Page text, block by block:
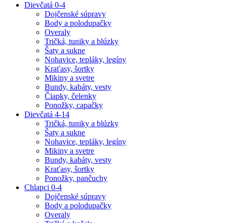
Dievčatá 0-4
Dojčenské súpravy
Body a polodupačky
Overaly
Tričká, tuniky a blúzky
Šaty a sukne
Nohavice, tepláky, legíny
Kraťasy, šortky
Mikiny a svetre
Bundy, kabáty, vesty
Čiapky, čelenky
Ponožky, capačky
Dievčatá 4-14
Tričká, tuniky a blúzky
Šaty a sukne
Nohavice, tepláky, legíny
Mikiny a svetre
Bundy, kabáty, vesty
Kraťasy, šortky
Ponožky, pančuchy
Chlapci 0-4
Dojčenské súpravy
Body a polodupačky
Overaly